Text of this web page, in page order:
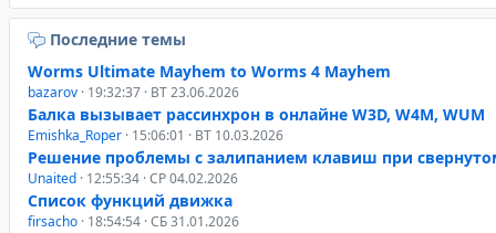
Последние темы
Worms Ultimate Mayhem to Worms 4 Mayhem
bazarov · 19:32:37 · ВТ 23.06.2026
Балка вызывает рассинхрон в онлайне W3D, W4M, WUM
Emishka_Roper · 15:06:01 · ВТ 10.03.2026
Решение проблемы с залипанием клавиш при
Unaited · 12:55:34 · СР 04.02.2026
Список функций движка
firsacho · 18:54:54 · СБ 31.01.2026